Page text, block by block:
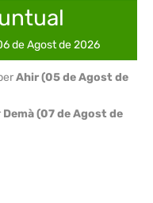
de Agost de 2026
Ahir (05 de Agost de
Demà (07 de Agost de